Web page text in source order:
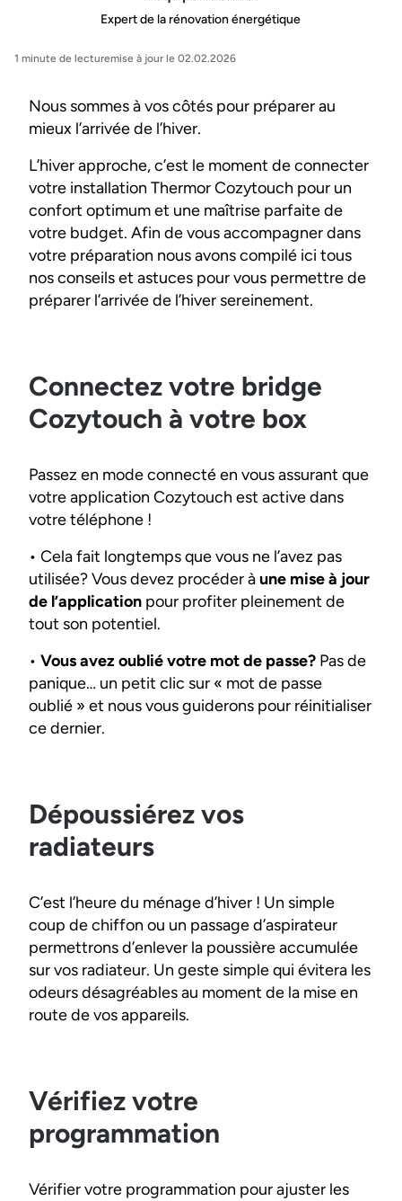
Expert de la rénovation énergétique
1 minute de lecturemise à jour le 02.02.2026
Nous sommes à vos côtés pour préparer au
mieux l’arrivée de l’hiver.
L’hiver approche, c’est le moment de connecter
votre installation Thermor Cozytouch pour un
confort optimum et une maîtrise parfaite de
votre budget. Afin de vous accompagner dans
votre préparation nous avons compilé ici tous
nos conseils et astuces pour vous permettre de
préparer l’arrivée de l’hiver sereinement.
Connectez votre bridge
Cozytouch à votre box
Passez en mode connecté en vous assurant que
votre application Cozytouch est active dans
votre téléphone !
• Cela fait longtemps que vous ne l’avez pas
utilisée? Vous devez procéder àune mise à jour
de l’application pour profiter pleinement de
tout son potentiel.
• Vous avez oublié votre mot de passe? Pas de
panique… un petit clic sur « mot de passe
oublié » et nous vous guiderons pour réinitialiser
ce dernier.
Dépoussiérez vos
radiateurs
C’est l’heure du ménage d’hiver ! Un simple
coup de chiffon ou un passage d’aspirateur
permettrons d’enlever la poussière accumulée
sur vos radiateur. Un geste simple qui évitera les
odeurs désagréables au moment de la mise en
route de vos appareils.
Vérifiez votre
programmation
Vérifier votre programmation pour ajuster les